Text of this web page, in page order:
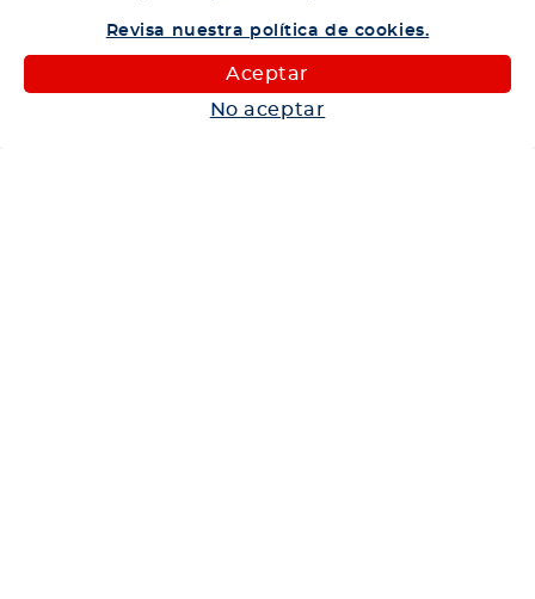
Revisa nuestra política de cookies.
Aceptar
No aceptar